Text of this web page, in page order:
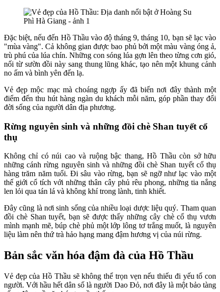
Đặc biệt, nếu đến Hồ Thầu vào độ tháng 9, tháng 10, bạn sẽ lạc vào
"mùa vàng". Cả không gian được bao phủ bởi một màu vàng óng ả,
trù phú của lúa chín. Những con sóng lúa gợn lên theo từng cơn gió,
nối từ sườn đồi này sang thung lũng khác, tạo nên một khung cảnh
no ấm và bình yên đến lạ.
Vẻ đẹp mộc mạc mà choáng ngợp ấy đã biến nơi đây thành một
điểm đến thu hút hàng ngàn du khách mỗi năm, góp phần thay đổi
đời sống của người dân địa phương.
Rừng nguyên sinh và những đồi chè Shan tuyết cổ
thụ
Không chỉ có núi cao và ruộng bậc thang, Hồ Thầu còn sở hữu
những cánh rừng nguyên sinh và những đồi chè Shan tuyết cổ thụ
hàng trăm năm tuổi. Đi sâu vào rừng, bạn sẽ ngỡ như lạc vào một
thế giới cổ tích với những thân cây phủ rêu phong, những tia nắng
len lỏi qua tán lá và không khí trong lành, tinh khiết.
Đây cũng là nơi sinh sống của nhiều loại dược liệu quý. Tham quan
đồi chè Shan tuyết, bạn sẽ được thấy những cây chè cổ thụ vươn
mình mạnh mẽ, búp chè phủ một lớp lông tơ trắng muốt, là nguyên
liệu làm nên thứ trà hảo hạng mang đậm hương vị của núi rừng.
Bản sắc văn hóa đậm đà của Hồ Thầu
Vẻ đẹp của Hồ Thầu sẽ không thể trọn vẹn nếu thiếu đi yếu tố con
người. Với hầu hết dân số là người Dao Đỏ, nơi đây là một bảo tàng